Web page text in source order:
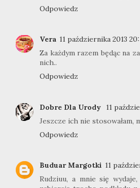
Odpowiedz
Vera 11 października 2013
Za każdym razem będąc na
nich..
Odpowiedz
Dobre Dla Urody
11
Jeszcze ich nie stosowałam,
Odpowiedz
Buduar Margotki 11
Rudziuu, a mnie się